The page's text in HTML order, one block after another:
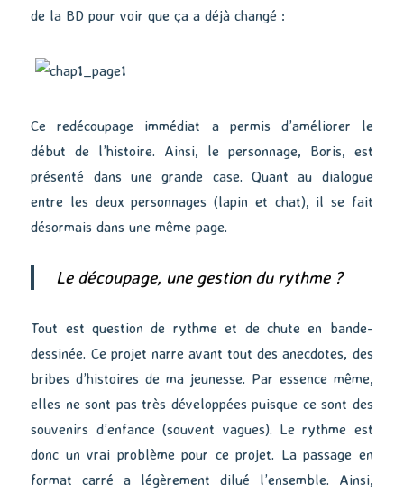
de la BD pour voir que ça a déjà changé :
Ce redécoupage immédiat a permis d’améliorer le
début de l’histoire. Ainsi, le personnage, Boris, est
présenté dans une grande case. Quant au dialogue
entre les deux personnages (lapin et chat), il se fait
désormais dans une même page.
Le découpage, une gestion du rythme ?
Tout est question de rythme et de chute en bande-
dessinée. Ce projet narre avant tout des anecdotes, des
bribes d’histoires de ma jeunesse. Par essence même,
elles ne sont pas très développées puisque ce sont des
souvenirs d’enfance (souvent vagues). Le rythme est
donc un vrai problème pour ce projet. La passage en
format carré a légèrement dilué l’ensemble. Ainsi,